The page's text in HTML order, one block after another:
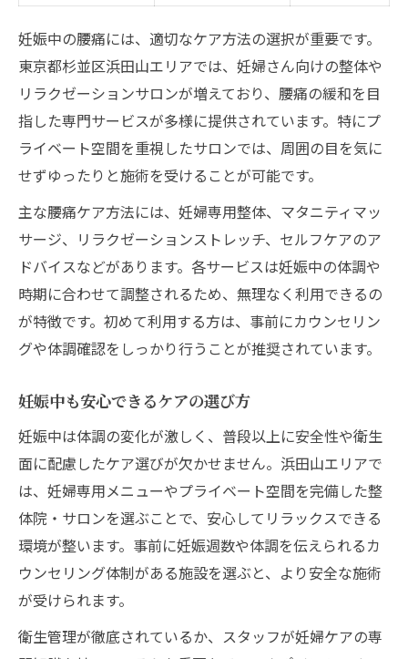
妊娠中の腰痛には、適切なケア方法の選択が重要です。
東京都杉並区浜田山エリアでは、妊婦さん向けの整体や
リラクゼーションサロンが増えており、腰痛の緩和を目
指した専門サービスが多様に提供されています。特にプ
ライベート空間を重視したサロンでは、周囲の目を気に
せずゆったりと施術を受けることが可能です。
主な腰痛ケア方法には、妊婦専用整体、マタニティマッ
サージ、リラクゼーションストレッチ、セルフケアのア
ドバイスなどがあります。各サービスは妊娠中の体調や
時期に合わせて調整されるため、無理なく利用できるの
が特徴です。初めて利用する方は、事前にカウンセリン
グや体調確認をしっかり行うことが推奨されています。
妊娠中も安心できるケアの選び方
妊娠中は体調の変化が激しく、普段以上に安全性や衛生
面に配慮したケア選びが欠かせません。浜田山エリアで
は、妊婦専用メニューやプライベート空間を完備した整
体院・サロンを選ぶことで、安心してリラックスできる
環境が整います。事前に妊娠週数や体調を伝えられるカ
ウンセリング体制がある施設を選ぶと、より安全な施術
が受けられます。
衛生管理が徹底されているか、スタッフが妊婦ケアの専